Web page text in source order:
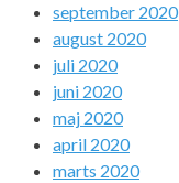
september 2020
august 2020
juli 2020
juni 2020
maj 2020
april 2020
marts 2020